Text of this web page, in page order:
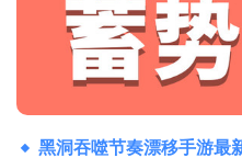
黑洞吞噬节奏漂移手游最